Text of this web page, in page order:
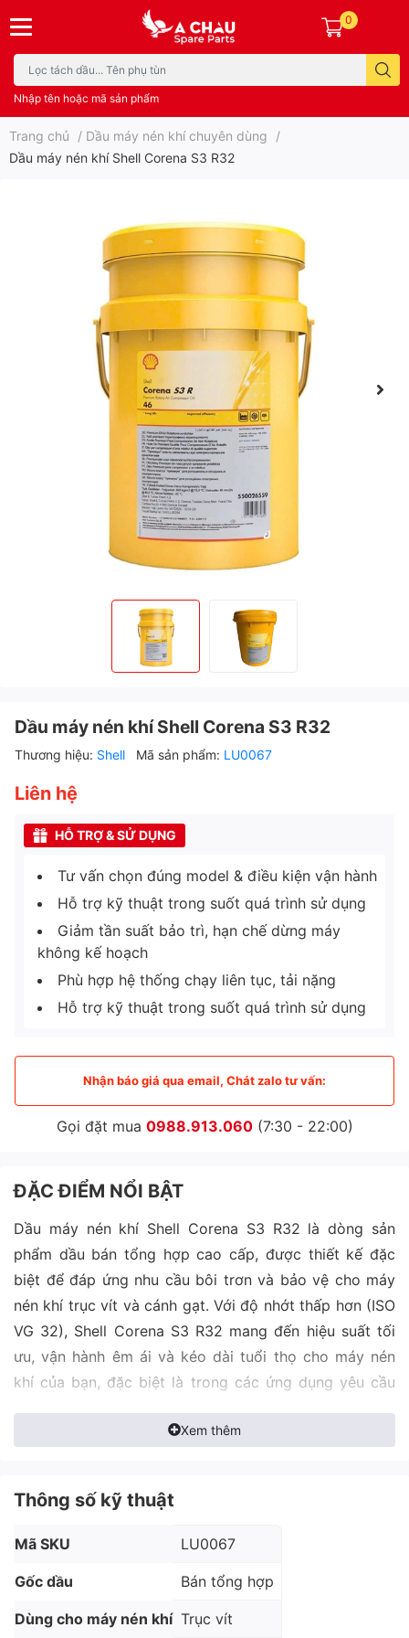
Nhập tên hoặc mã sản phẩm
0
Trang chủ / Dầu máy nén khí chuyên dùng
/
Dầu máy nén khí Shell Corena S3 R32
Dầu máy nén khí Shell Corena S3 R32
Thương hiệu: Shell Mã sản phẩm: LU0067
Liên hệ
HỖ TRỢ & SỬ DỤNG
Tư vấn chọn đúng model & điều kiện vận hành
Hỗ trợ kỹ thuật trong suốt quá trình sử dụng
Giảm tần suất bảo trì, hạn chế dừng máy
không kế hoạch
Phù hợp hệ thống chạy liên tục, tải nặng
Hỗ trợ kỹ thuật trong suốt quá trình sử dụng
Nhận báo giá qua email, Chát zalo tư vấn:
Gọi đặt mua 0988.913.060(7:30 - 22:00)
ĐẶC ĐIỂM NỔI BẬT
Dầu máy nén khí Shell Corena S3 R32 là dòng sản
phẩm dầu bán tổng hợp cao cấp, được thiết kế đặc
biệt để đáp ứng nhu cầu bôi trơn và bảo vệ cho máy
nén khí trục vít và cánh gạt. Với độ nhớt thấp hơn (ISO
VG 32), Shell Corena S3 R32 mang đến hiệu suất tối
ưu, vận hành êm ái và kéo dài tuổi thọ cho máy nén
khí của bạn, đặc biệt là trong các ứng dụng yêu cầu
Corena S3 R32
• Hiệu suất bôi trơn tối ưu: Giảm ma sát và mài mòn,
• Vận hành êm ái: Độ nhớt thấp giúp máy nén khí
khởi động dễ dàng và vận hành êm ái hơn.
Xem thêm
Thông số kỹ thuật
Mã SKU LU0067
Gốc dầu Bán tổng hợp
Dùng cho máy nén khí Trục vít